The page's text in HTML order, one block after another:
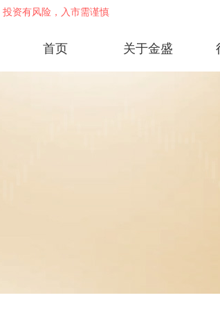
资有风险，入市需谨慎
首页 关于金盛